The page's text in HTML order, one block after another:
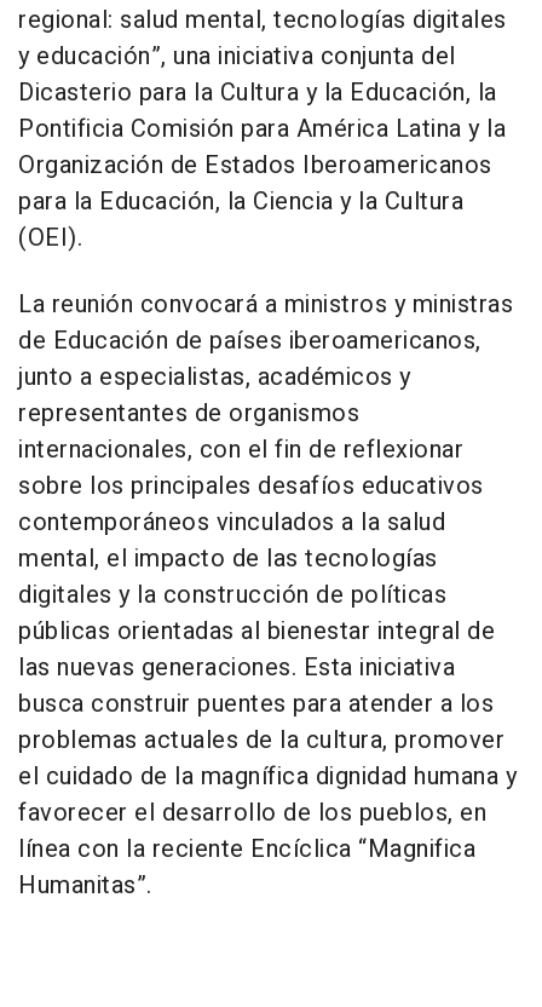
regional: salud mental, tecnologías digitales
y educación”, una iniciativa conjunta del
Dicasterio para la Cultura y la Educación, la
Pontificia Comisión para América Latina y la
Organización de Estados Iberoamericanos
para la Educación, la Ciencia y la Cultura
(OEI).
La reunión convocará a ministros y ministras
de Educación de países iberoamericanos,
junto a especialistas, académicos y
representantes de organismos
internacionales, con el fin de reflexionar
sobre los principales desafíos educativos
contemporáneos vinculados a la salud
mental, el impacto de las tecnologías
digitales y la construcción de políticas
públicas orientadas al bienestar integral de
las nuevas generaciones. Esta iniciativa
busca construir puentes para atender a los
problemas actuales de la cultura, promover
el cuidado de la magnífica dignidad humana y
favorecer el desarrollo de los pueblos, en
línea con la reciente Encíclica “Magnifica
Humanitas”.